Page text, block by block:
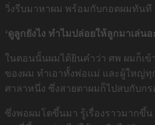
วิ่งรีบมาหาผม พร้อมกับกอดผมทันที
‘ดูลูกยังไง ทำไมปล่อยให้ลูกมาเล่น
ในตอนนั้นผมได้ยินคำว่า ศพ ผมก็เข้
ของผม ทำเอาทั้งพ่อแม่ และผู้ใหญ่
ศาลาหนึ่ง ซึ่งสายตาผมก็ไปสบกับก
ซึ่งพอผมโตขึ้นมา รู้เรื่องราวมากขึ้